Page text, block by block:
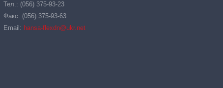
Тел.: (056) 375-93-23
Факс: (056) 375-93-63
Email: hansa-flexdn@ukr.net